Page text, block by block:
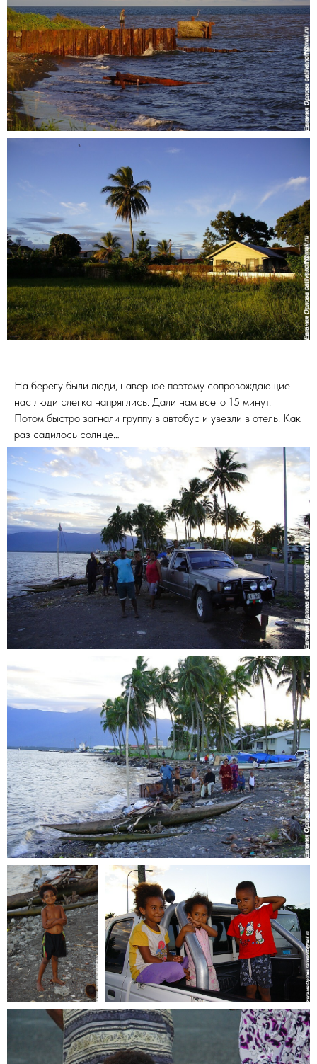
На берегу были люди, наверное поэтому сопровождающие
нас люди слегка напряглись. Дали нам всего 15 минут.
Потом быстро загнали группу в автобус и увезли в отель. Как
раз садилось солнце…